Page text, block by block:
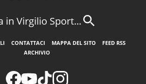
in Virgilio Sport...
CONTATTACI MAPPA DEL SITO
FEED RSS
ARCHIVIO